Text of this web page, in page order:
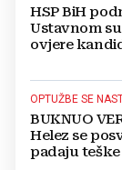
HSP BiH
Ustavnom
ovjere
OPTUŽBE SE
BUKNUO
Helez se
padaju teške